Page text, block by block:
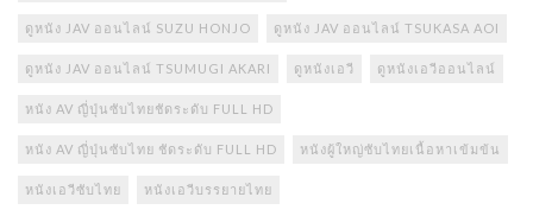
ดูหนัง JAV ออนไลน์ SUZU HONJO ดูหนัง JAV ออนไลน์ TSUKASA AOI
ดูหนัง JAV ออนไลน์ TSUMUGI AKARI ดูหนังเอวี ดูหนังเอวีออนไลน์
หนัง AV ญี่ปุ่นซับไทยชัดระดับ FULL HD
หนัง AV ญี่ปุ่นซับไทย ชัดระดับ FULL HD หนังผู้ใหญ่ซับไทยเนื้อหาเข้มข้น
หนังเอวีซับไทย หนังเอวีบรรยายไทย